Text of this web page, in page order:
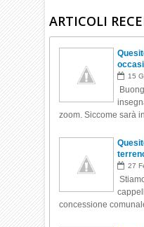
ARTICOLI
15
zoom. Siccome sarà
27
concessione